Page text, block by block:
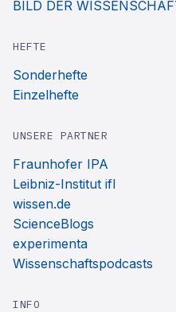
BILD DER
HEFTE
Sonderhefte
Einzelhefte
UNSERE PARTNER
Fraunhofer IPA
Leibniz-Institut ifl
wissen.de
ScienceBlogs
experimenta
Wissenschaftspodcasts
INFO